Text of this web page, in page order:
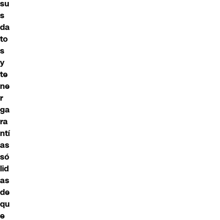
su
s
da
to
s
y
te
ne
r
ga
ra
ntí
as
só
lid
as
de
qu
e